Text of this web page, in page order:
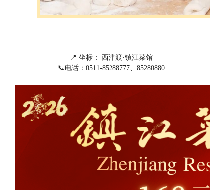
📍 坐标： 西津渡·镇江菜馆
📞电话：0511-85288777、85280880